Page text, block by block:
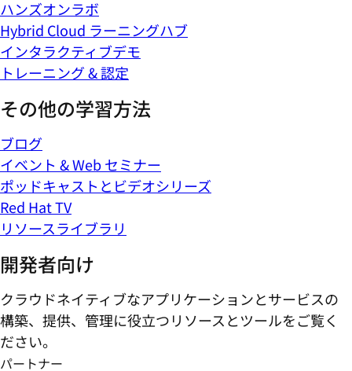
ブログ
イベント & Web セミナー
ポッドキャストとビデオシリーズ
Red Hat TV
リソースライブラリ
開発者向け
クラウドネイティブなアプリケーションとサービスの
構築、提供、管理に役立つリソースとツールをご覧く
ださい。
パートナー
お客様向け
Red Hat パートナー企業
Red Hat Ecosystem Catalog
Red Hat パートナーを探す